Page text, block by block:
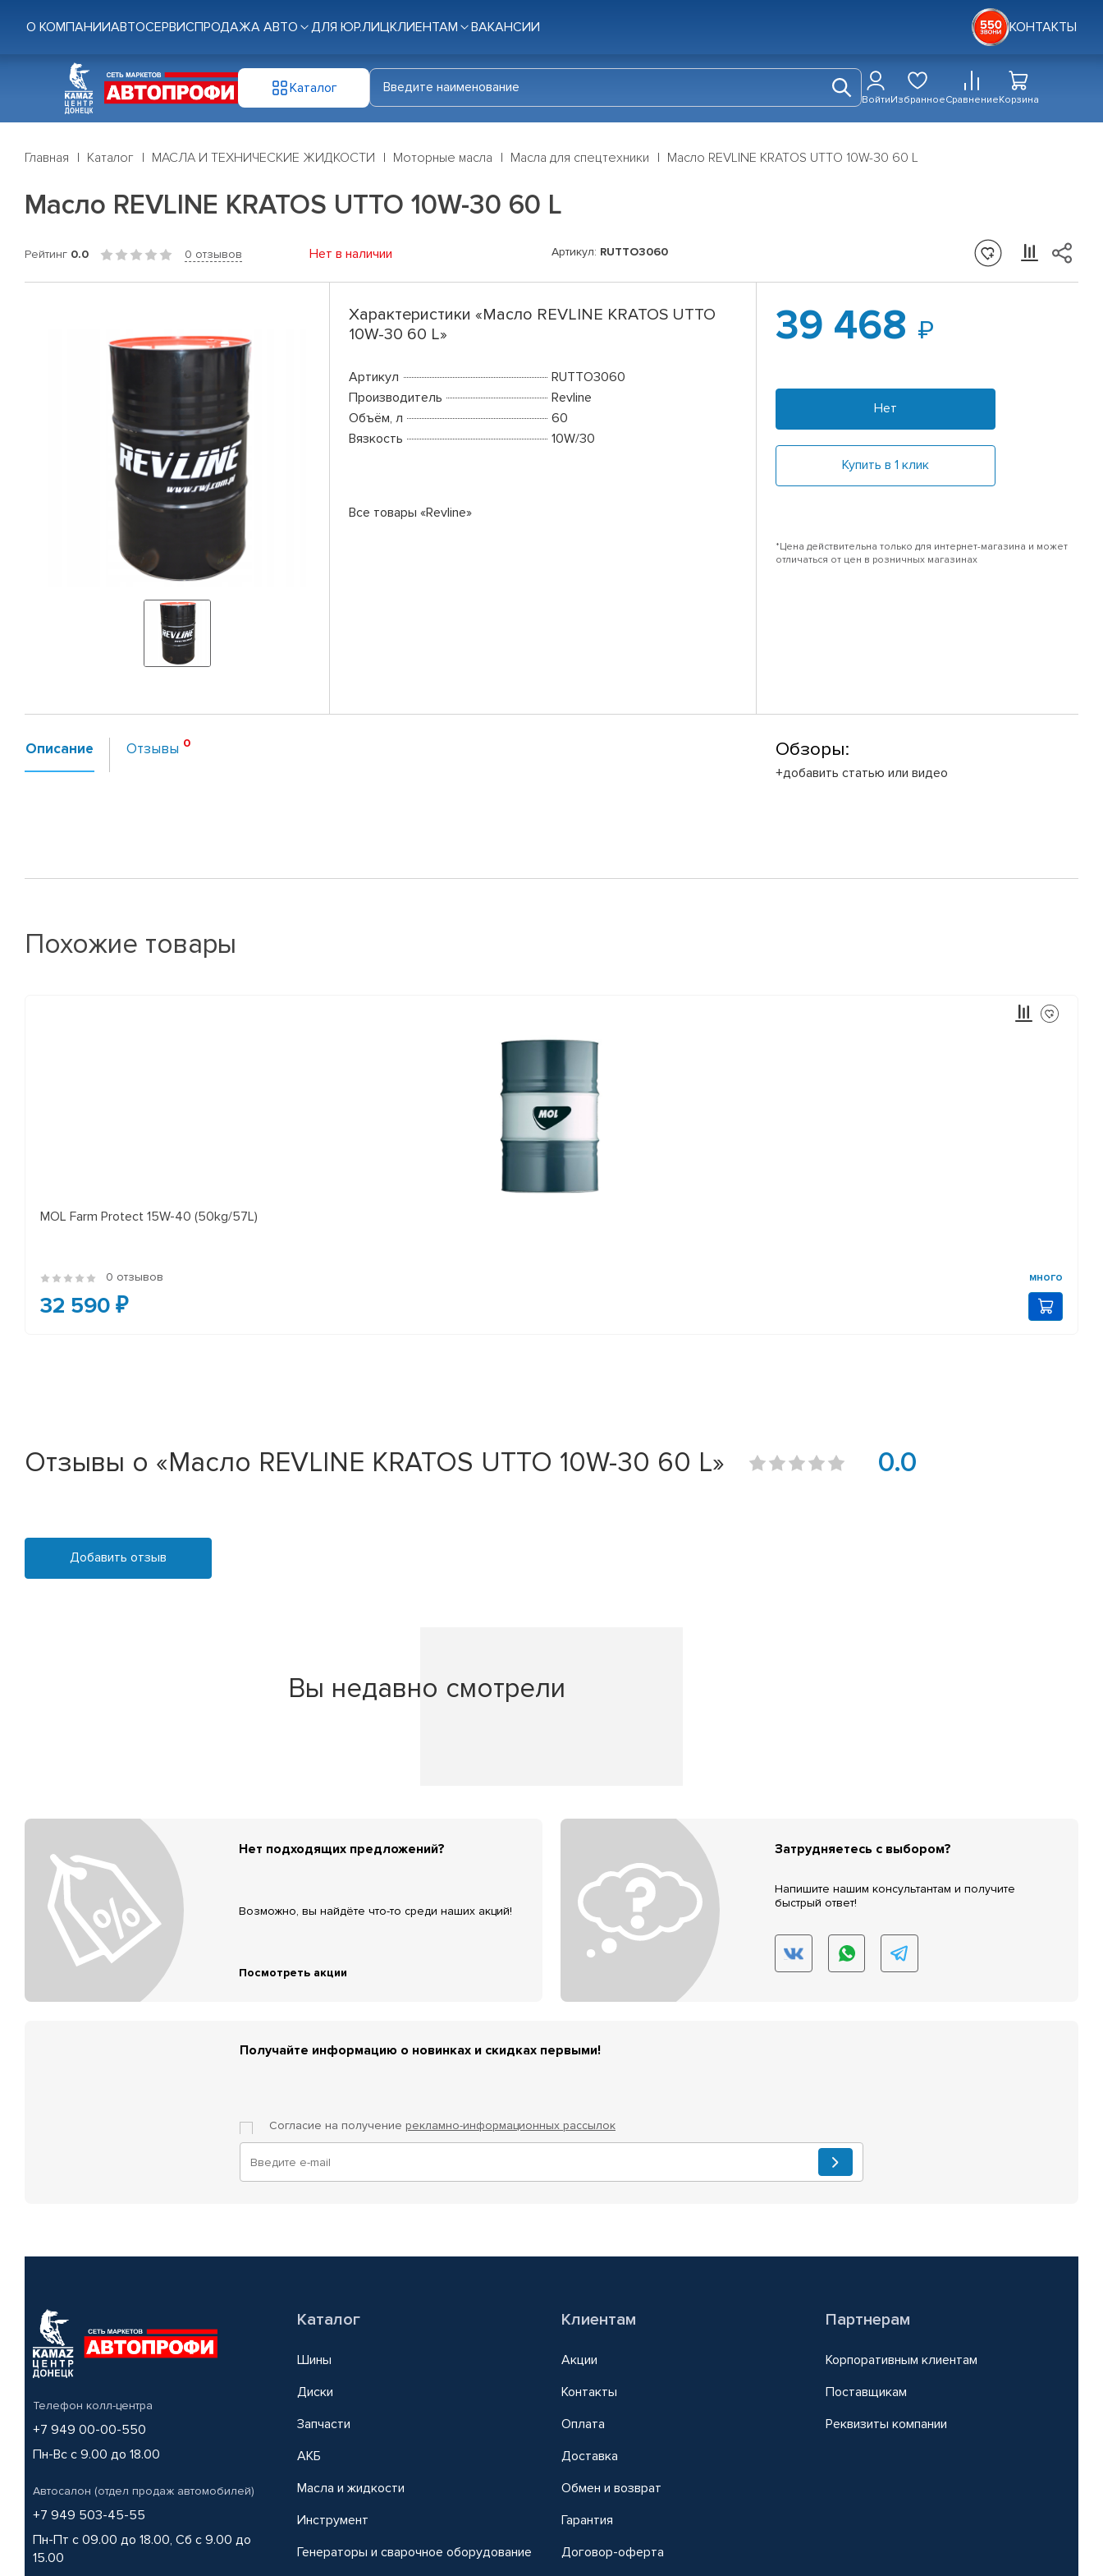
О КОМПАНИИАВТОСЕРВИСПРОДАЖА АВТО ДЛЯ ЮР.ЛИЦКЛИЕНТАМ ВАКАНСИИ КОНТАКТЫ
Каталог
ВойтиИзбранноеСравнениеКорзина
Главная Каталог МАСЛА И ТЕХНИЧЕСКИЕ ЖИДКОСТИ Моторные масла Масла для спецтехники Масло REVLINE KRATOS UTTO 10W-30 60 L
Масло REVLINE KRATOS UTTO 10W-30 60 L
Рейтинг 0.0 0 отзывов Нет в наличии Артикул: RUTTO3060
Характеристики «Масло REVLINE KRATOS UTTO
10W-30 60 L»
Артикул
RUTTO3060
Производитель
Revline
Объём, л
60
Вязкость
10W/30
Все товары «Revline»
39 468
Нет
Купить в 1 клик
*Цена действительна только для интернет-магазина и может
отличаться от цен в розничных магазинах
Описание Отзывы Обзоры:
+добавить статью или видео
Похожие товары
MOL Farm Protect 15W-40 (50kg/57L)
0 отзывов много
32 590 ₽
Отзывы о «Масло REVLINE KRATOS UTTO 10W-30 60 L» 0.0
Добавить отзыв
Вы недавно смотрели
Нет подходящих предложений?
Возможно, вы найдёте что-то среди наших акций!
Посмотреть акции
Затрудняетесь с выбором?
Напишите нашим консультантам и получите
быстрый ответ!
Получайте информацию о новинках и скидках первыми!
Согласие на получение рекламно-информационных рассылок
Телефон колл-центра
+7 949 00-00-550
Пн-Вс с 9.00 до 18.00
Автосалон (отдел продаж автомобилей)
+7 949 503-45-55
Пн-Пт с 09.00 до 18.00, Сб с 9.00 до
15.00
Каталог
Шины
Диски
Запчасти
АКБ
Масла и жидкости
Инструмент
Генераторы и сварочное оборудование
Клиентам
Акции
Контакты
Оплата
Доставка
Обмен и возврат
Гарантия
Договор-оферта
Партнерам
Корпоративным клиентам
Поставщикам
Реквизиты компании